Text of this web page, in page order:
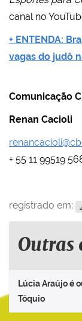
canal no
+ ENTENDA:
vagas do judô
Comunicação
Renan Cacioli
+ 55 11 99519
registrado em:
Outras
Lúcia Araújo é
Tóquio